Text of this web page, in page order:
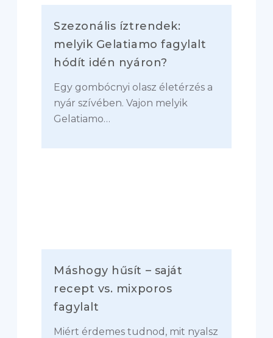
Szezonális íztrendek:
melyik Gelatiamo fagylalt
hódít idén nyáron?
Egy gombócnyi olasz életérzés a
nyár szívében. Vajon melyik
Gelatiamo…
Máshogy hűsít – saját
recept vs. mixporos
fagylalt
Miért érdemes tudnod, mit nyalsz